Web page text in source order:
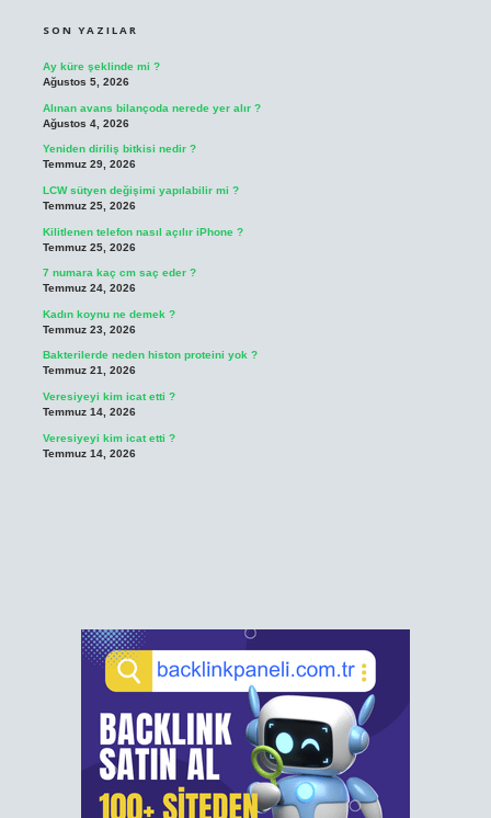
SON YAZILAR
Ay küre şeklinde mi ?
Ağustos 5, 2026
Alınan avans bilançoda nerede yer alır ?
Ağustos 4, 2026
Yeniden diriliş bitkisi nedir ?
Temmuz 29, 2026
LCW sütyen değişimi yapılabilir mi ?
Temmuz 25, 2026
Kilitlenen telefon nasıl açılır iPhone ?
Temmuz 25, 2026
7 numara kaç cm saç eder ?
Temmuz 24, 2026
Kadın koynu ne demek ?
Temmuz 23, 2026
Bakterilerde neden histon proteini yok ?
Temmuz 21, 2026
Veresiyeyi kim icat etti ?
Temmuz 14, 2026
Veresiyeyi kim icat etti ?
Temmuz 14, 2026